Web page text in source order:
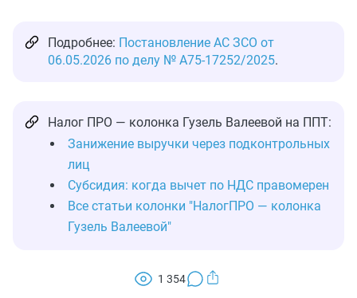
Подробнее: Постановление АС ЗСО от
06.05.2026 по делу № А75-17252/2025.
Налог ПРО — колонка Гузель Валеевой на ППТ:
Занижение выручки через подконтрольных
лиц
Субсидия: когда вычет по НДС правомерен
Все статьи колонки "НалогПРО — колонка
Гузель Валеевой"
1 354